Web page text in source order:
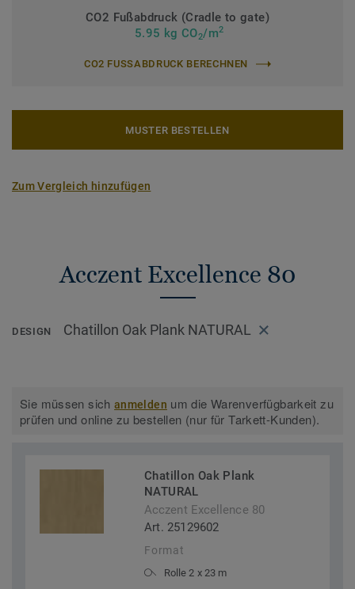
CO2 Fußabdruck (Cradle to gate)
5.95 kg CO2/m2
CO2 FUSSABDRUCK BERECHNEN
MUSTER BESTELLEN
Zum Vergleich hinzufügen
Acczent Excellence 80
DESIGN Chatillon Oak Plank NATURAL
Sie müssen sichanmelden um die Warenverfügbarkeit zu
prüfen und online zu bestellen (nur für Tarkett-Kunden).
Chatillon Oak Plank
NATURAL
Acczent Excellence 80
Art. 25129602
Format
Rolle 2 x 23 m